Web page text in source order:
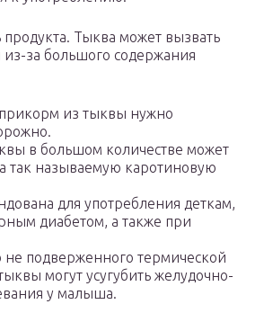
Тыква может вызвать
за большого содержания
из тыквы нужно
в большом количестве может
так называемую каротиновую
для употребления деткам,
диабетом, а также при
не подверженного термической
могут усугубить желудочно-
у малыша.